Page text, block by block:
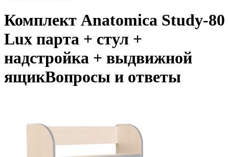
Комплект Anatomica Study-80
Lux парта + стул +
надстройка + выдвижной
ящикВопросы и ответы